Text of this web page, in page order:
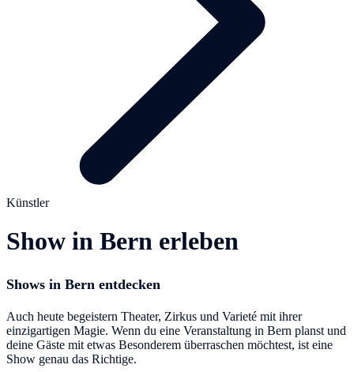
Künstler
Show in Bern erleben
Shows in Bern entdecken
Auch heute begeistern Theater, Zirkus und Varieté mit ihrer
einzigartigen Magie. Wenn du eine Veranstaltung in Bern planst und
deine Gäste mit etwas Besonderem überraschen möchtest, ist eine
Show genau das Richtige.